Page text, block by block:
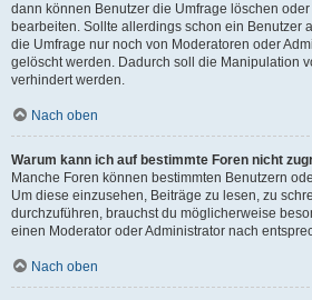
dann können Benutzer die Umfrage löschen
bearbeiten. Sollte allerdings schon ein Benutzer
die Umfrage nur noch von Moderatoren oder
gelöscht werden. Dadurch soll die Manipulation
verhindert werden.
Nach oben
Warum kann ich auf bestimmte Foren nicht
Manche Foren können bestimmten Benutzern
Um diese einzusehen, Beiträge zu lesen, zu
durchzuführen, brauchst du möglicherweise
einen Moderator oder Administrator nach
Nach oben